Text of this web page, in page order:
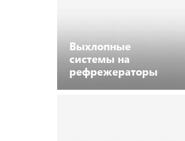
Выхлопные
системы на
рефрежераторы